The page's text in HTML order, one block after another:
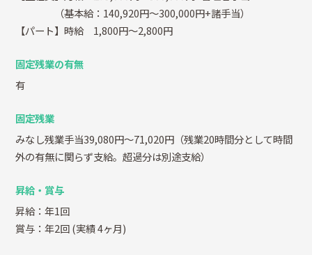
（基本給：140,920円～300,000円+諸手当）
【パート】時給 1,800円～2,800円
固定残業の有無
有
固定残業
みなし残業手当39,080円～71,020円（残業20時間分として時間
外の有無に関らず支給。超過分は別途支給）
昇給・賞与
昇給：年1回
賞与：年2回(実績 4ヶ月)